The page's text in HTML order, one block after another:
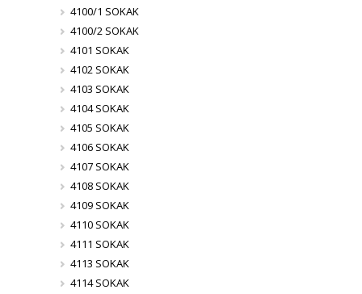
4100/1 SOKAK
4100/2 SOKAK
4101 SOKAK
4102 SOKAK
4103 SOKAK
4104 SOKAK
4105 SOKAK
4106 SOKAK
4107 SOKAK
4108 SOKAK
4109 SOKAK
4110 SOKAK
4111 SOKAK
4113 SOKAK
4114 SOKAK